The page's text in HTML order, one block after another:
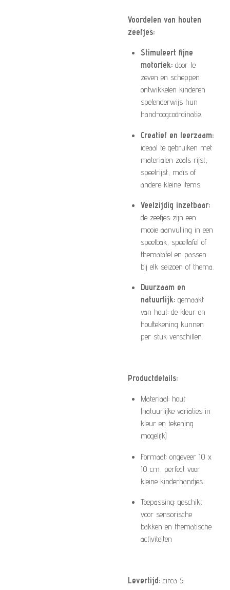
Voordelen van houten
zeefjes:
Stimuleert fijne
motoriek:door te
zeven en scheppen
ontwikkelen kinderen
spelenderwijs hun
hand-oogcoördinatie.
Creatief en leerzaam:
ideaal te gebruiken met
materialen zoals rijst,
speelrijst, maïs of
andere kleine items.
Veelzijdig inzetbaar:
de zeefjes zijn een
mooie aanvulling in een
speelbak, speeltafel of
thematafel en passen
bij elk seizoen of thema.
Duurzaam en
natuurlijk:gemaakt
van hout; de kleur en
houttekening kunnen
per stuk verschillen.
Productdetails:
Materiaal: hout
(natuurlijke variaties in
kleur en tekening
mogelijk)
Formaat: ongeveer 10 x
10 cm, perfect voor
kleine kinderhandjes
Toepassing: geschikt
voor sensorische
bakken en thematische
activiteiten
Levertijd: circa 5